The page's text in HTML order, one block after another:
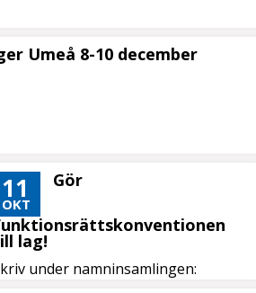
Umeå 8-10 december
11
OKT
Gör
lag!
under namninsamlingen: